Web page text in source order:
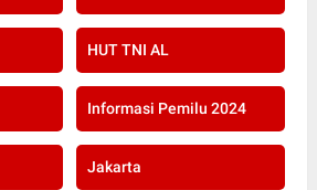
HUT TNI AL
Informasi Pemilu 2024
Jakarta